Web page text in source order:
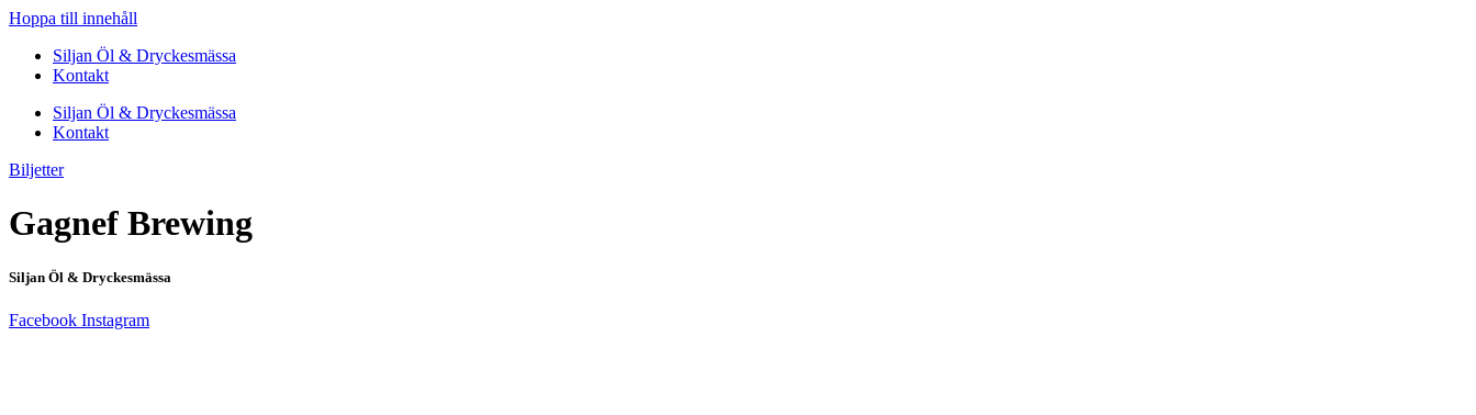
Hoppa till innehåll
Siljan Öl & Dryckesmässa
Kontakt
Siljan Öl & Dryckesmässa
Kontakt
Biljetter
Gagnef Brewing
Siljan Öl & Dryckesmässa
Facebook Instagram